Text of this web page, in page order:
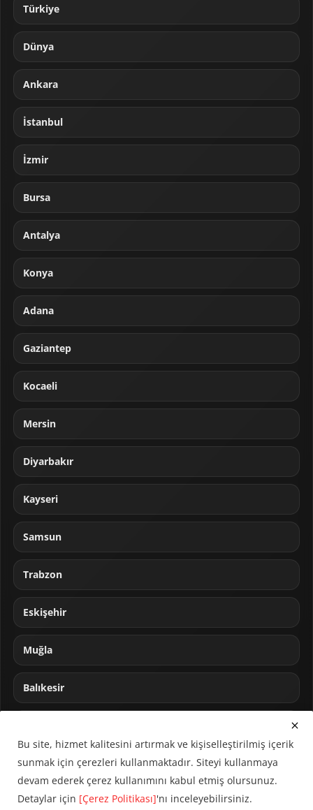
Türkiye
Dünya
Ankara
İstanbul
İzmir
Bursa
Antalya
Konya
Adana
Gaziantep
Kocaeli
Mersin
Diyarbakır
Kayseri
Samsun
Trabzon
Eskişehir
Muğla
Balıkesir
Bu site, hizmet kalitesini artırmak ve kişiselleştirilmiş içerik
sunmak için çerezleri kullanmaktadır. Siteyi kullanmaya
devam ederek çerez kullanımını kabul etmiş olursunuz.
Detaylar için [Çerez Politikası]'nı inceleyebilirsiniz.